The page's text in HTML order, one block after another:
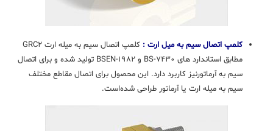
کلمپ اتصال سیم به میل ارت :
کلمپ اتصال سیم به میله ارت GRC۲
مطابق استاندارد های BS-۷۴۳۰ و BSEN-۱۹۸۲ تولید شده و برای اتصال
سیم به آرماتورنیز کاربرد دارد. این محصول برای اتصال مقاطع مختلف
سیم به میله ارت یا آرماتور طراحی شده‌است.